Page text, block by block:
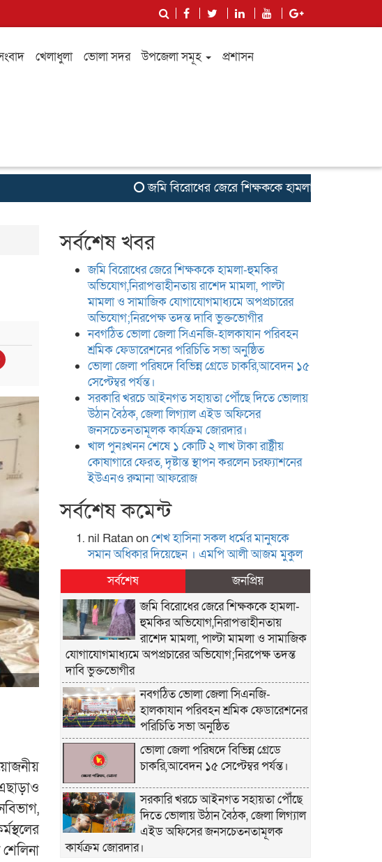
খেলাধুলা ভোলা সদর উপজেলা সমূহ
প্রশাসন
জমি বিরোধের জেরে শিক্ষককে হামলা-হুমকির
সর্বশেষ খবর
জমি বিরোধের জেরে শিক্ষককে হামলা-হুমকির
অভিযোগ,নিরাপত্তাহীনতায় রাশেদ মামলা, পাল্টা
মামলা ও সামাজিক যোগাযোগমাধ্যমে অপপ্রচারের
অভিযোগ;নিরপেক্ষ তদন্ত দাবি ভুক্তভোগীর
নবগঠিত ভোলা জেলা সিএনজি-হালকাযান পরিবহন
শ্রমিক ফেডারেশনের পরিচিতি সভা অনুষ্ঠিত
ভোলা জেলা পরিষদে বিভিন্ন গ্রেডে চাকরি,আবেদন ১৫
সেপ্টেম্বর পর্যন্ত।
সরকারি খরচে আইনগত সহায়তা পৌঁছে দিতে ভোলায়
উঠান বৈঠক, জেলা লিগ্যাল এইড অফিসের
জনসচেতনতামূলক কার্যক্রম জোরদার।
খাল পুনঃখনন শেষে ১ কোটি ২ লাখ টাকা রাষ্ট্রীয়
কোষাগারে ফেরত, দৃষ্টান্ত স্থাপন করলেন চরফ্যাশনের
ইউএনও রুমানা আফরোজ
সর্বশেষ কমেন্ট
nil Ratanonশেখ হা‌সিনা সকল ধ‌র্মের মানু‌ষকে
সমান অ‌ধিকার দি‌য়ে‌ছেন । এম‌পি আলী আজম মুকুল
সর্বশেষ
জনপ্রিয়
জমি বিরোধের জেরে শিক্ষককে হামলা-
হুমকির অভিযোগ,নিরাপত্তাহীনতায়
রাশেদ মামলা, পাল্টা মামলা ও সামাজিক
যোগাযোগমাধ্যমে অপপ্রচারের অভিযোগ;নিরপেক্ষ তদন্ত
দাবি ভুক্তভোগীর
নবগঠিত ভোলা জেলা সিএনজি-
হালকাযান পরিবহন শ্রমিক ফেডারেশনের
পরিচিতি সভা অনুষ্ঠিত
ভোলা জেলা পরিষদে বিভিন্ন গ্রেডে
চাকরি,আবেদন ১৫ সেপ্টেম্বর পর্যন্ত।
সরকারি খরচে আইনগত সহায়তা পৌঁছে
দিতে ভোলায় উঠান বৈঠক, জেলা লিগ্যাল
এইড অফিসের জনসচেতনতামূলক
কার্যক্রম জোরদার।